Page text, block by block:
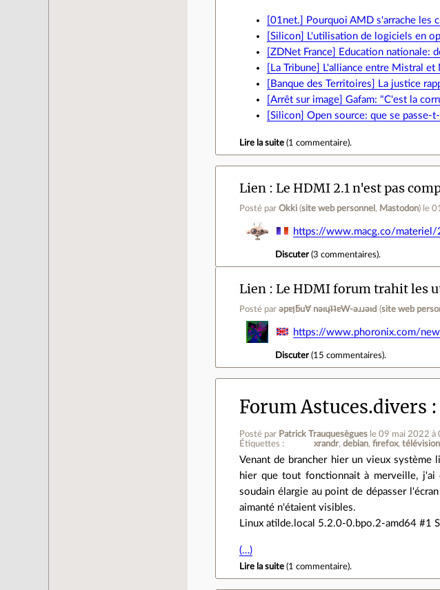
[01net.] Pourquoi AMD s'arrache les
[Silicon] L'utilisation de logiciels en
[ZDNet France] Education nationale:
[La Tribune] L'alliance entre Mistral
[Banque des Territoires] La justice
[Arrêt sur image] Gafam: "C'est la
[Silicon] Open source: que se passe-
Lire la suite (1 commentaire).
Lien Le HDMI 2.1 n'est pas
Posté parOkki (site web personnel , Mastodon) le
https://www.macg.co/
Discuter(3 commentaires).
Lien Le HDMI forum trahit les
Posté par ǝpɐןƃu∀ nǝıɥʇʇɐW-ǝɹɹǝıԀ (site web
https://www.phoronix.com/
Discuter(15 commentaires).
Forum Astuces.divers
Posté par Patrick Trauquesègues le 09 mai 2022 à
Étiquettes :
xrandr debian firefox télévision
Venant de brancher hier un vieux
hier que tout fonctionnait à merveille, j'ai
soudain élargie au point de dépasser
aimanté n'étaient visibles.
Linux atilde.local 5.2.0-0.bpo.2-amd64 #1
(…)
Lire la suite (1 commentaire).